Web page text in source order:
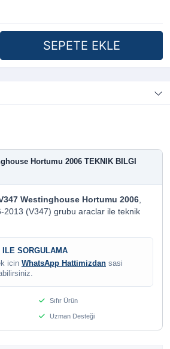
Hortumu 2006 TEKNIK BILGI
Westinghouse Hortumu 2006,
2013 (V347) grubu araclar ile teknik
SORGULAMA
icin WhatsApp Hattimizdan sasi
Sıfır Ürün
Uzman Desteği